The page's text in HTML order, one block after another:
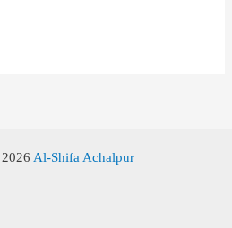
Al-Shifa Achalpur